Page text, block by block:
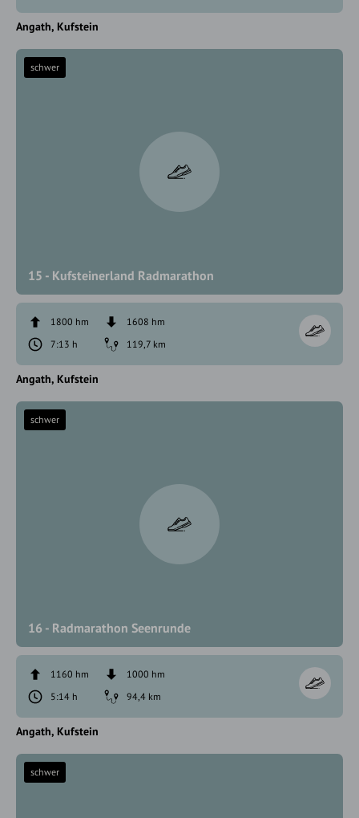
Angath Kufstein
15 - Kufsteinerland Radmarathon
schwer
1800 hm
1608 hm
7:13 h
119,7 km
Angath Kufstein
16 - Radmarathon Seenrunde
schwer
1160 hm
1000 hm
5:14 h
94,4 km
Angath Kufstein
schwer